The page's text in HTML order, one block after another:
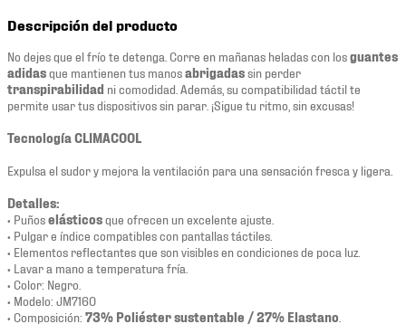
Descripción del producto
No dejes que el frío te detenga. Corre en mañanas heladas con losguantes
adidasque mantienen tus manosabrigadassin perder
transpirabilidad ni comodidad. Además, su compatibilidad táctil te
permite usar tus dispositivos sin parar. ¡Sigue tu ritmo, sin excusas!
Tecnología CLIMACOOL
Expulsa el sudor y mejora la ventilación para una sensación fresca y ligera.
Detalles:
• Puñoselásticosque ofrecen un excelente ajuste.
• Pulgar e índice compatibles con pantallas táctiles.
• Elementos reflectantes que son visibles en condiciones de poca luz.
• Lavar a mano a temperatura fría.
• Color: Negro.
• Modelo: JM7160
• Composición: 73% Poliéster sustentable / 27% Elastano